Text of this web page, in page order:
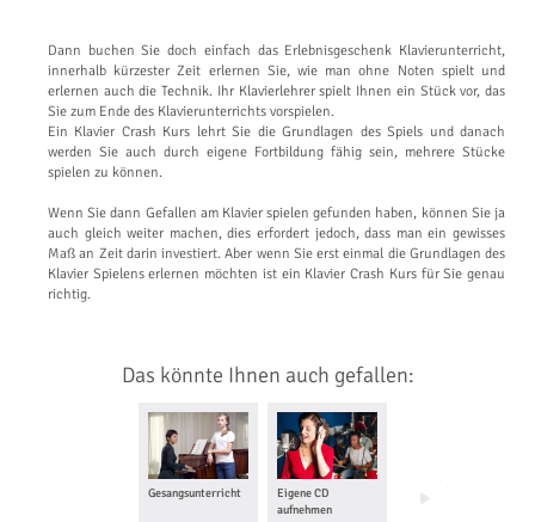
Dann buchen Sie doch einfach das Erlebnisgeschenk Klavierunterricht,
innerhalb kürzester Zeit erlernen Sie, wie man ohne Noten spielt und
erlernen auch die Technik. Ihr Klavierlehrer spielt Ihnen ein Stück vor, das
Sie zum Ende des Klavierunterrichts vorspielen.
Ein Klavier Crash Kurs lehrt Sie die Grundlagen des Spiels und danach
werden Sie auch durch eigene Fortbildung fähig sein, mehrere Stücke
spielen zu können.
Wenn Sie dann Gefallen am Klavier spielen gefunden haben, können Sie ja
auch gleich weiter machen, dies erfordert jedoch, dass man ein gewisses
Maß an Zeit darin investiert. Aber wenn Sie erst einmal die Grundlagen des
Klavier Spielens erlernen möchten ist ein Klavier Crash Kurs für Sie genau
richtig.
Das könnte Ihnen auch gefallen:
Gesangsunterricht
Eigene CD
aufnehmen
Musical Dinner